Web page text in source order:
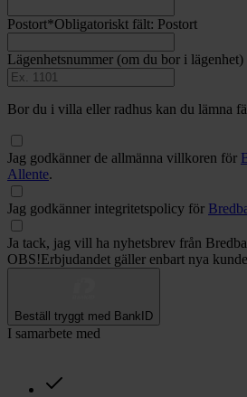
Postort*Obligatoriskt fält: Postort
Lägenhetsnummer (om du bor i lägenhet)
Bor du i villa eller radhus kan du lämna
Jag godkänner de allmänna villkoren för
Allente.
Jag godkänner integritetspolicy för
Ja tack, jag vill ha nyhetsbrev från
OBS!Erbjudandet gäller enbart nya
Beställ tryggt med BankID
I samarbete med